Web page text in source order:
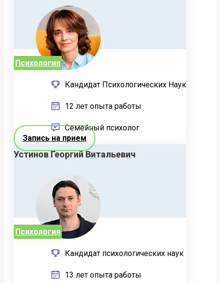
Психология
Кандидат Психологических Наук
12 лет опыта работы
Семейный психолог
Запись на прием
Устинов Георгий Витальевич
Психология
Кандидат психологических наук
13 лет опыта работы